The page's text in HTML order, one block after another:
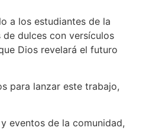
a los estudiantes de la
dulces con versículos
Dios revelará el futuro
para lanzar este trabajo,
eventos de la comunidad,